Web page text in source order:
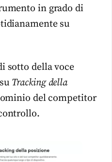
in grado di
su
sotto della voce
Tracking della
del competitor